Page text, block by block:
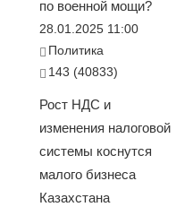
по военной мощи?
28.01.2025 11:00
Политика
143 (40833)
Рост НДС и
изменения налоговой
системы коснутся
малого бизнеса
Казахстана